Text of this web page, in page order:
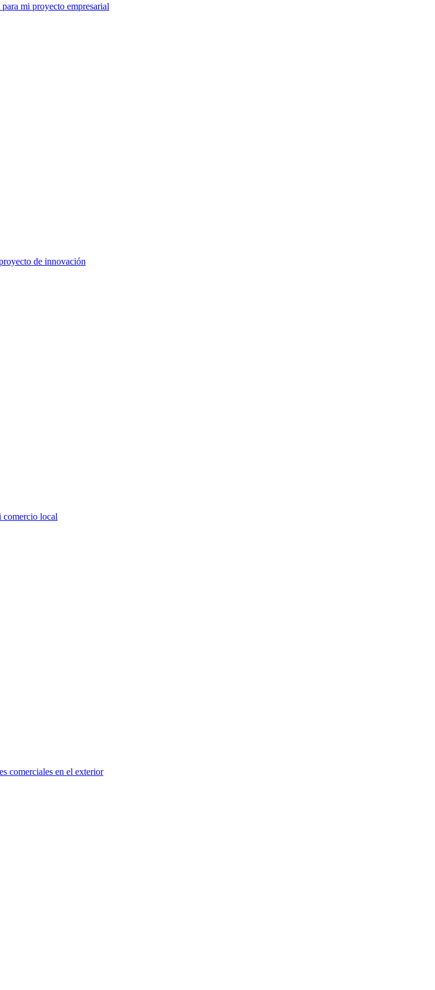
mi proyecto empresarial
de innovación
comercio local
comerciales en el exterior